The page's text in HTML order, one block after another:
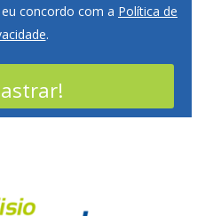
concordo com a Política de
.